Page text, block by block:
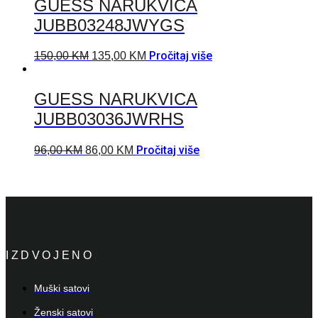
GUESS NARUKVICA
JUBB03248JWYGS
150,00KM 135,00 KM Pročitaj više
GUESS NARUKVICA
JUBB03036JWRHS
96,00KM 86,00 KM Pročitaj više
IZDVOJENO
Muški satovi
Ženski satovi